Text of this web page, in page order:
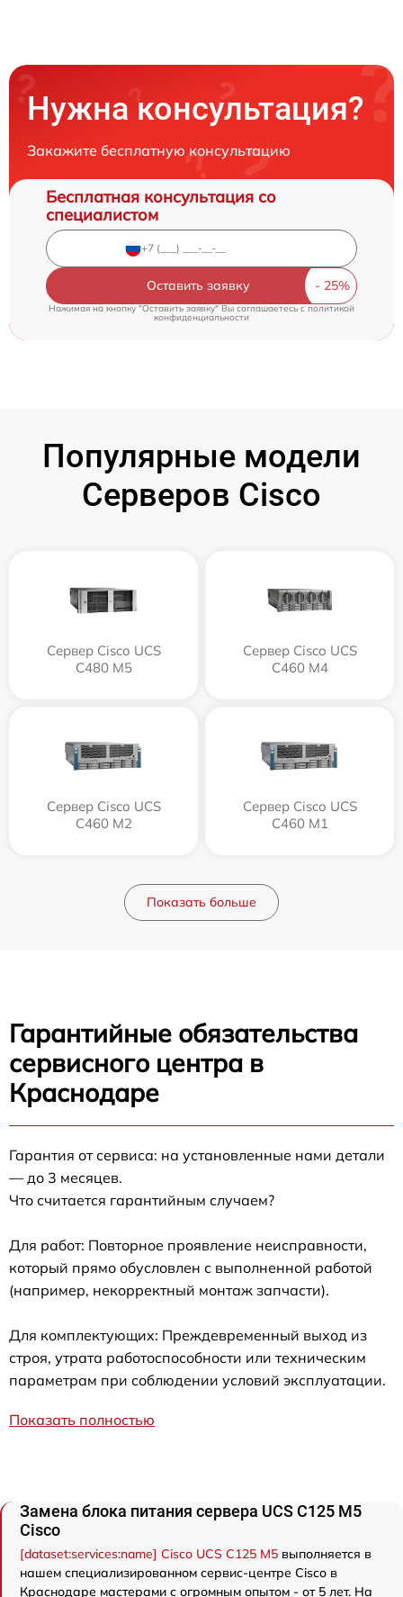
Нужна консультация?
Закажите бесплатную консультацию
Бесплатная консультация со
специалистом
Оставить заявку
Нажимая на кнопку "Оставить заявку" Вы соглашаетесь cполитикой
конфиденциальности
Популярные модели
Серверов Cisco
Сервер Cisco UCS
C480 M5
Сервер Cisco UCS
C460 M4
Сервер Cisco UCS
C460 M2
Сервер Cisco UCS
C460 M1
Показать больше
Гарантийные обязательства
сервисного центра в
Краснодаре
Гарантия от сервиса: на установленные нами детали
— до 3 месяцев.
Что считается гарантийным случаем?
Для работ: Повторное проявление неисправности,
который прямо обусловлен с выполненной работой
(например, некорректный монтаж запчасти).
Для комплектующих: Преждевременный выход из
строя, утрата работоспособности или техническим
параметрам при соблюдении условий эксплуатации.
Показать полностью
Замена блока питания сервера UCS C125 M5
Cisco
[dataset:services:name] Cisco UCS C125 M5 выполняется в
нашем специализированном сервис-центре Cisco в
Краснодаре мастерами с огромным опытом - от 5 лет. На